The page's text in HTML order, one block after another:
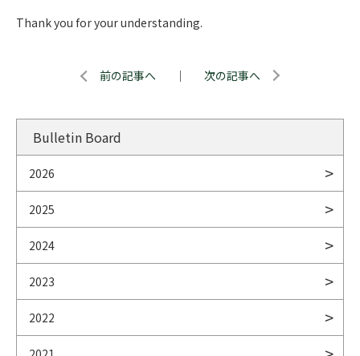
Thank you for your understanding.
前の記事へ ｜ 次の記事へ
Bulletin Board
2026
2025
2024
2023
2022